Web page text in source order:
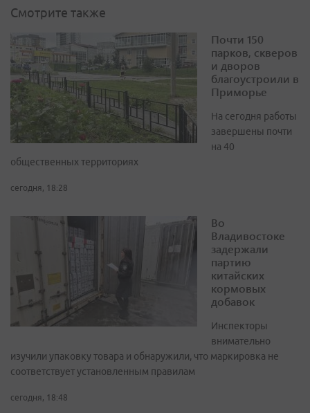
Смотрите также
Почти 150
парков, скверов
и дворов
благоустроили в
Приморье
На сегодня работы
завершены почти
на 40
общественных территориях
сегодня, 18:28
Во
Владивостоке
задержали
партию
китайских
кормовых
добавок
Инспекторы
внимательно
изучили упаковку товара и обнаружили, что маркировка не
соответствует установленным правилам
сегодня, 18:48